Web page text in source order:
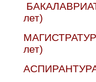
БАКАЛАВРИАТ
лет)
лет)
АСПИРАНТУРА